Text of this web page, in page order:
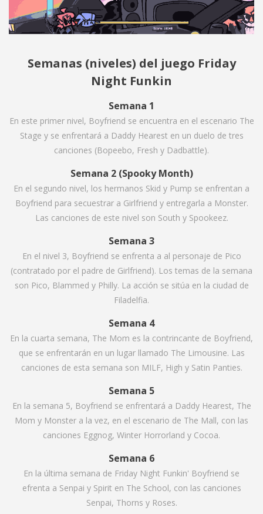
Semanas (niveles) del juego Friday
Night Funkin
Semana 1
En este primer nivel, Boyfriend se encuentra en el escenario The
Stage y se enfrentará a Daddy Hearest en un duelo de tres
canciones (Bopeebo, Fresh y Dadbattle).
Semana 2 (Spooky Month)
En el segundo nivel, los hermanos Skid y Pump se enfrentan a
Boyfriend para secuestrar a Girlfriend y entregarla a Monster.
Las canciones de este nivel son South y Spookeez.
Semana 3
En el nivel 3, Boyfriend se enfrenta a al personaje de Pico
(contratado por el padre de Girlfriend). Los temas de la semana
son Pico, Blammed y Philly. La acción se sitúa en la ciudad de
Filadelfia.
Semana 4
En la cuarta semana, The Mom es la contrincante de Boyfriend,
que se enfrentarán en un lugar llamado The Limousine. Las
canciones de esta semana son MILF, High y Satin Panties.
Semana 5
En la semana 5, Boyfriend se enfrentará a Daddy Hearest, The
Mom y Monster a la vez, en el escenario de The Mall, con las
canciones Eggnog, Winter Horrorland y Cocoa.
Semana 6
En la última semana de Friday Night Funkin' Boyfriend se
efrenta a Senpai y Spirit en The School, con las canciones
Senpai, Thorns y Roses.